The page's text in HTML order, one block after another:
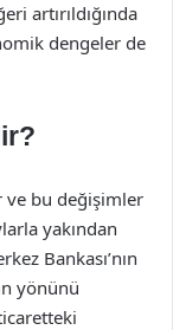
artırıldığında
dengeler de
ve bu değişimler
yakından
Bankası’nın
yönünü